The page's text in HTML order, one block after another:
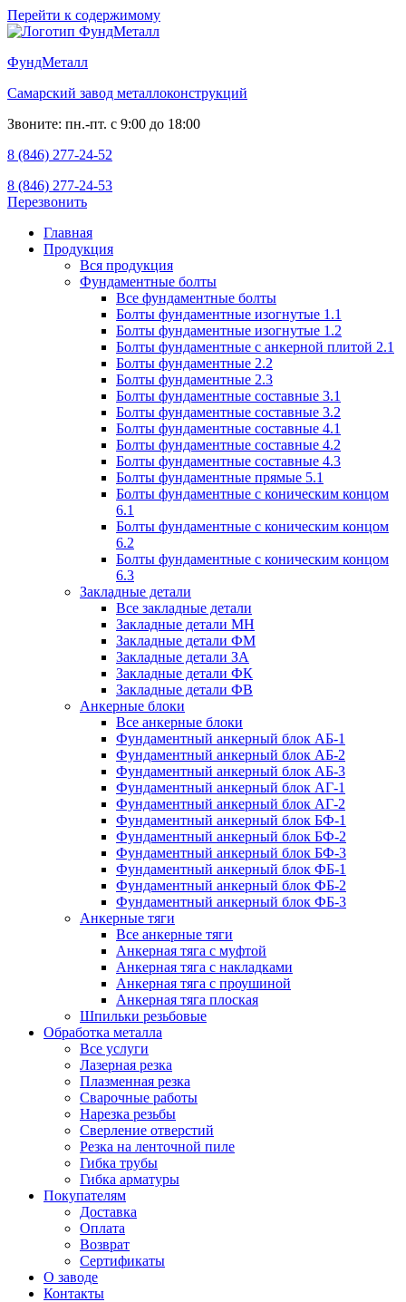
Перейти к содержимому
ФундМеталл
Самарский завод металлоконструкций
Звоните: пн.-пт. с 9:00 до 18:00
8 (846) 277-24-52
8 (846) 277-24-53
Перезвонить
Главная
Продукция
Вся продукция
Фундаментные болты
Все фундаментные болты
Болты фундаментные изогнутые 1.1
Болты фундаментные изогнутые 1.2
Болты фундаментные с анкерной плитой 2.1
Болты фундаментные 2.2
Болты фундаментные 2.3
Болты фундаментные составные 3.1
Болты фундаментные составные 3.2
Болты фундаментные составные 4.1
Болты фундаментные составные 4.2
Болты фундаментные составные 4.3
Болты фундаментные прямые 5.1
Болты фундаментные с коническим концом
6.1
Болты фундаментные с коническим концом
6.2
Болты фундаментные с коническим концом
6.3
Закладные детали
Все закладные детали
Закладные детали МН
Закладные детали ФМ
Закладные детали ЗА
Закладные детали ФК
Закладные детали ФВ
Анкерные блоки
Все анкерные блоки
Фундаментный анкерный блок АБ-1
Фундаментный анкерный блок АБ-2
Фундаментный анкерный блок АБ-3
Фундаментный анкерный блок АГ-1
Фундаментный анкерный блок АГ-2
Фундаментный анкерный блок БФ-1
Фундаментный анкерный блок БФ-2
Фундаментный анкерный блок БФ-3
Фундаментный анкерный блок ФБ-1
Фундаментный анкерный блок ФБ-2
Фундаментный анкерный блок ФБ-3
Анкерные тяги
Все анкерные тяги
Анкерная тяга с муфтой
Анкерная тяга с накладками
Анкерная тяга с проушиной
Анкерная тяга плоская
Шпильки резьбовые
Обработка металла
Все услуги
Лазерная резка
Плазменная резка
Сварочные работы
Нарезка резьбы
Сверление отверстий
Резка на ленточной пиле
Гибка трубы
Гибка арматуры
Покупателям
Доставка
Оплата
Возврат
Сертификаты
О заводе
Контакты